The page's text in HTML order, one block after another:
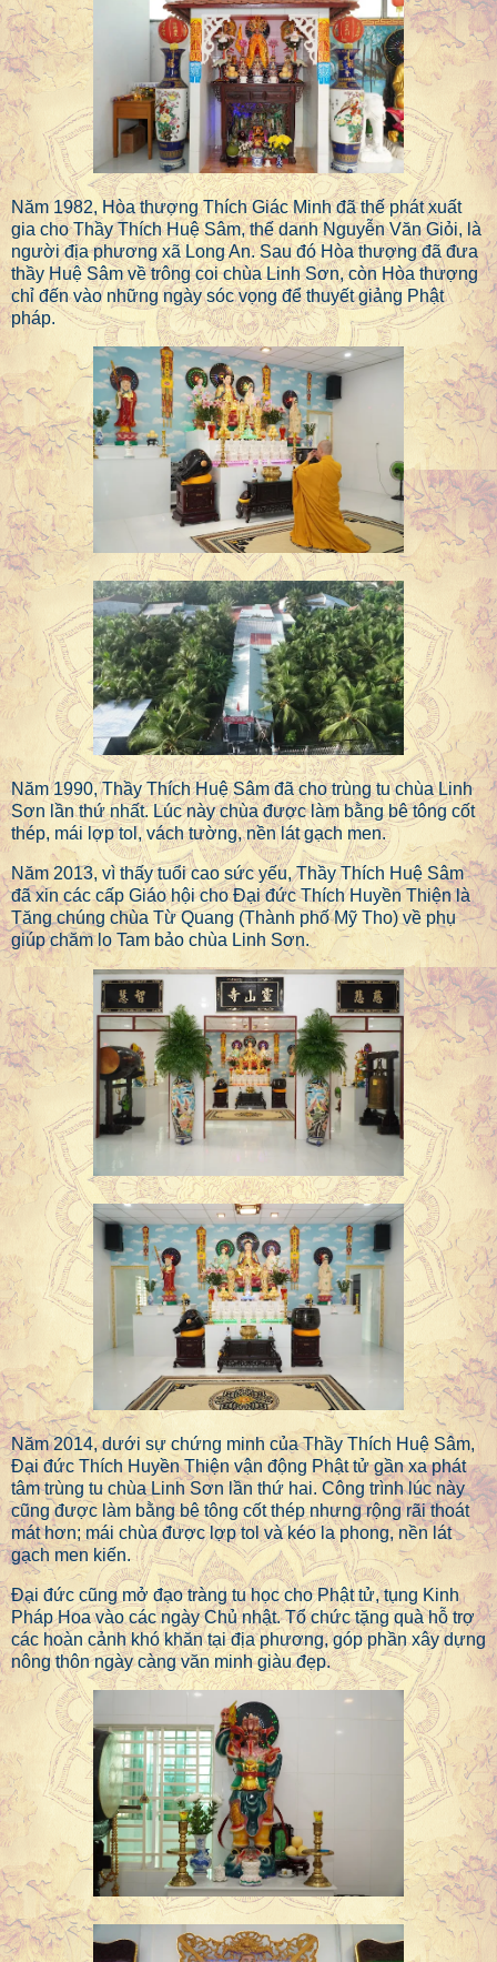
Năm 1982, Hòa thượng Thích Giác Minh đã thế phát xuất
gia cho Thầy Thích Huệ Sâm, thế danh Nguyễn Văn Giỏi, là
người địa phương xã Long An. Sau đó Hòa thượng đã đưa
thầy Huệ Sâm về trông coi chùa Linh Sơn, còn Hòa thượng
chỉ đến vào những ngày sóc vọng để thuyết giảng Phật
pháp.
Năm 1990, Thầy Thích Huệ Sâm đã cho trùng tu chùa Linh
Sơn lần thứ nhất. Lúc này chùa được làm bằng bê tông cốt
thép, mái lợp tol, vách tường, nền lát gạch men.
Năm 2013, vì thấy tuổi cao sức yếu, Thầy Thích Huệ Sâm
đã xin các cấp Giáo hội cho Đại đức Thích Huyền Thiện là
Tăng chúng chùa Từ Quang (Thành phố Mỹ Tho) về phụ
giúp chăm lo Tam bảo chùa Linh Sơn.
Năm 2014, dưới sự chứng minh của Thầy Thích Huệ Sâm,
Đại đức Thích Huyền Thiện vận động Phật tử gần xa phát
tâm trùng tu chùa Linh Sơn lần thứ hai. Công trình lúc này
cũng được làm bằng bê tông cốt thép nhưng rộng rãi thoát
mát hơn; mái chùa được lợp tol và kéo la phong, nền lát
gạch men kiến.
Đại đức cũng mở đạo tràng tu học cho Phật tử, tụng Kinh
Pháp Hoa vào các ngày Chủ nhật. Tổ chức tặng quà hỗ trợ
các hoàn cảnh khó khăn tại địa phương, góp phần xây dựng
nông thôn ngày càng văn minh giàu đẹp.